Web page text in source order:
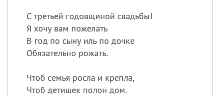
С третьей годовщиной свадьбы!
Я хочу вам пожелать
В год по сыну иль по дочке
Обязательно рожать.
Чтоб семья росла и крепла,
Чтоб детишек полон дом.